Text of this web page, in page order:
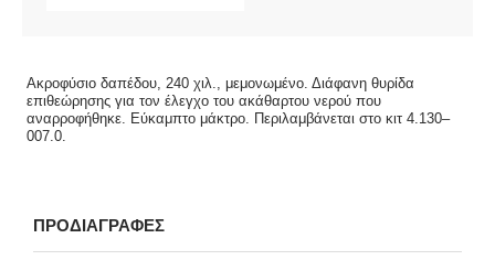
Ακροφύσιο δαπέδου, 240 χιλ., μεμονωμένο. Διάφανη θυρίδα
επιθεώρησης για τον έλεγχο του ακάθαρτου νερού που
αναρροφήθηκε. Εύκαμπτο μάκτρο. Περιλαμβάνεται στο κιτ 4.130–
007.0.
ΠΡΟΔΙΑΓΡΑΦΕΣ